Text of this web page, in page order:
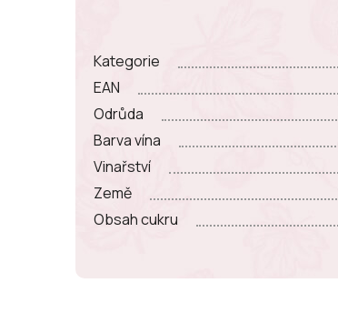
Kategorie
EAN
Odrůda
Barva vína
Vinařství
Země
Obsah cukru